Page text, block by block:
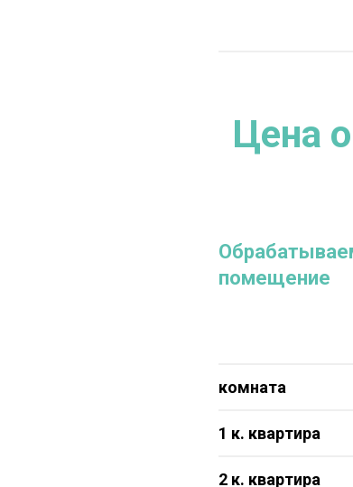
Цена
помещение
комната
1 к. квартира
2 к. квартира